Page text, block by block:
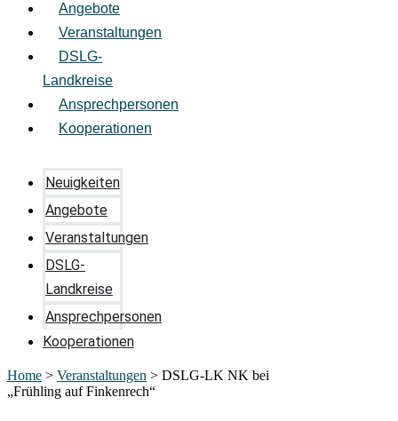
Angebote
Veranstaltungen
DSLG-
Landkreise
Ansprechpersonen
Kooperationen
Neuigkeiten
Angebote
Veranstaltungen
DSLG-
Landkreise
Ansprechpersonen
Kooperationen
Home > Veranstaltungen > DSLG-LK NK bei
„Frühling auf Finkenrech“